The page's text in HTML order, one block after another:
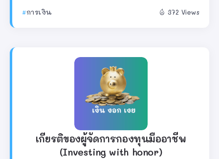
การเงิน 372 Views
เกียรติของผู้จัดการกองทุนมืออาชีพ
(Investing with honor)